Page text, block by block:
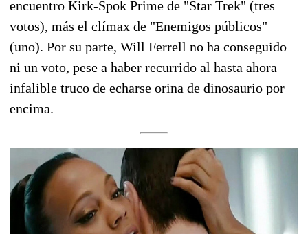
encuentro Kirk-Spok Prime de "Star Trek" (tres
votos), más el clímax de "Enemigos públicos"
(uno). Por su parte, Will Ferrell no ha conseguido
ni un voto, pese a haber recurrido al hasta ahora
infalible truco de echarse orina de dinosaurio por
encima.